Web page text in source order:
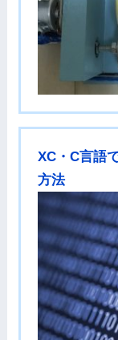
XC・C言語
方法